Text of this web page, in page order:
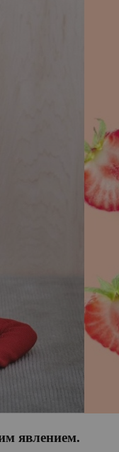
явлением.